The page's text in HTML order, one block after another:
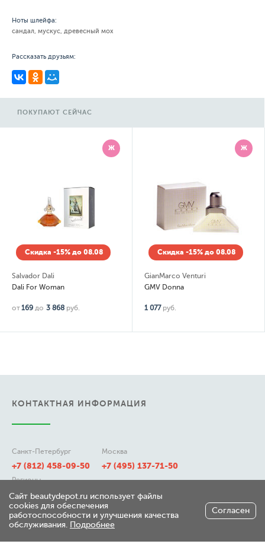
Ноты шлейфа:
сандал, мускус, древесный мох
Рассказать друзьям:
ПОКУПАЮТ СЕЙЧАС
Ж
Скидка -15% до 08.08
Salvador Dali
Dali For Woman
от169 до 3 868 руб.
Ж
Скидка -15% до 08.08
GianMarco Venturi
GMV Donna
1 077 руб.
КОНТАКТНАЯ ИНФОРМАЦИЯ
Санкт-Петербург
+7 (812) 458-09-50
Москва
+7 (495) 137-71-50
Регионы
8 (800) 511-21-50
197348, г. Санкт-Петербург,
Сайт beautydepot.ru использует файлы
cookies для обеспечения
работоспособности и улучшения качества
обслуживания. Подробнее
Согласен